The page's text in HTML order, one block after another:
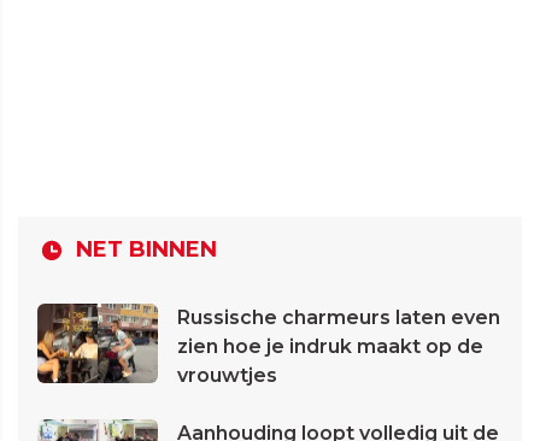
NET BINNEN
Russische charmeurs laten even
zien hoe je indruk maakt op de
vrouwtjes
Aanhouding loopt volledig uit de